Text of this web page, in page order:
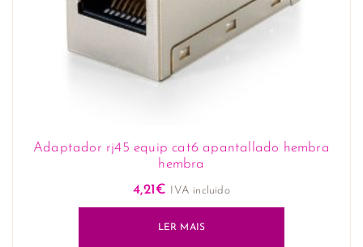
Adaptador rj45 equip cat6 apantallado hembra
hembra
4,21 € IVA incluido
LER MAIS